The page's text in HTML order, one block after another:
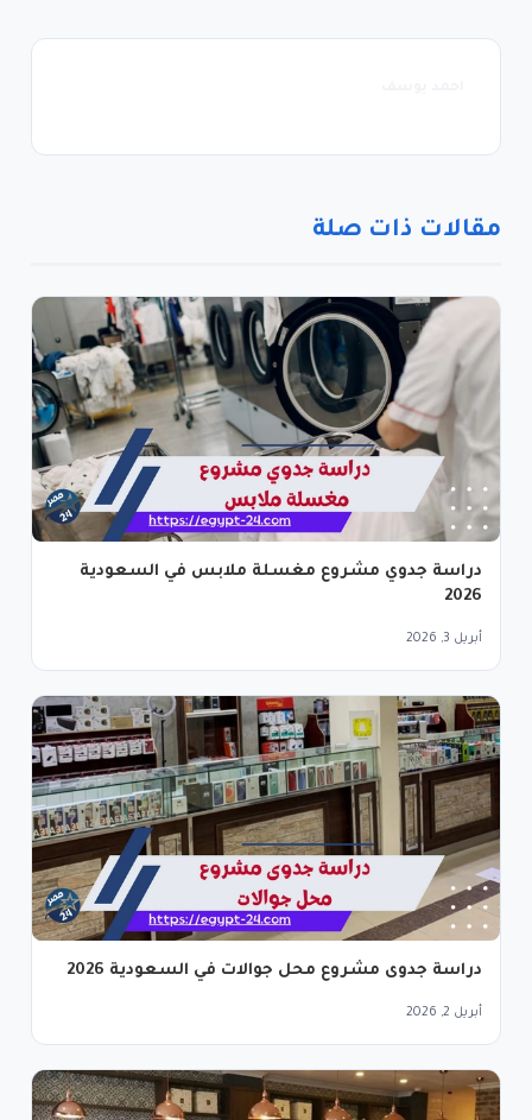
مقالات ذات صلة
دراسة جدوي مشروع مغسلة ملابس في السعودية
2026
أبريل 3, 2026
دراسة جدوى مشروع محل جوالات في السعودية 2026
أبريل 2, 2026